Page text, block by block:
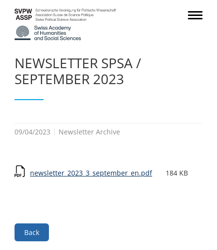
NEWSLETTER SPSA /
SEPTEMBER 2023
09/04/2023 Newsletter Archive
newsletter_2023_3_september_en.pdf 184 KB
Back